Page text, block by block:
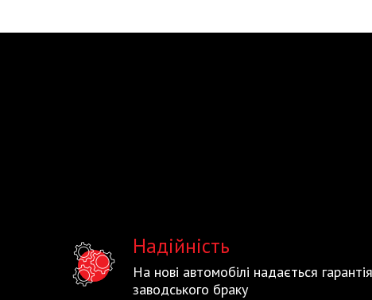
Надійність
На нові автомобілі надається
заводського браку